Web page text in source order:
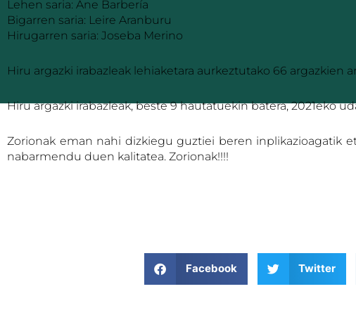
Lehen saria: Ane Barbería
Bigarren saria: Leire Aranburu
Hirugarren saria: Joseba Merino
Hiru argazki irabazleak lehiaketara aurkeztutako 66 argazkien
Hiru argazki irabazleak, beste 9 hautatuekin batera, 2021eko
Zorionak eman nahi dizkiegu guztiei beren inplikazioagatik
nabarmendu duen kalitatea. Zorionak!!!!
Facebook Twitter